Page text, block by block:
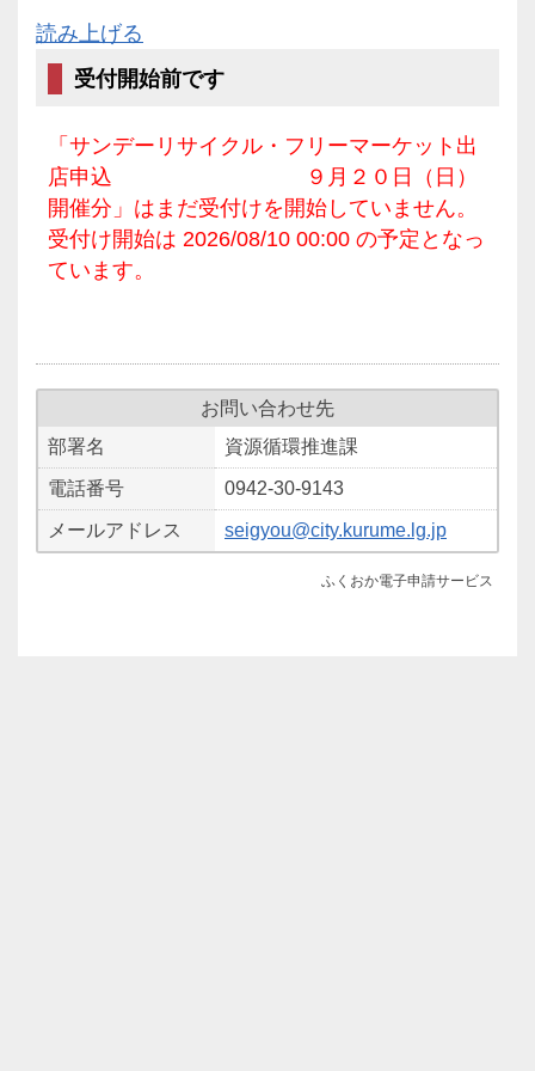
読み上げる
受付開始前です
「サンデーリサイクル・フリーマーケット出
店申込 ９月２０日（日）
開催分」はまだ受付けを開始していません。
受付け開始は 2026/08/10 00:00 の予定となっ
ています。
お問い合わせ先
部署名
資源循環推進課
電話番号 0942-30-9143
メールアドレス seigyou@city.kurume.lg.jp
ふくおか電子申請サービス